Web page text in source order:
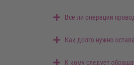
Все ли операции
Как долго нужно
К кому следует